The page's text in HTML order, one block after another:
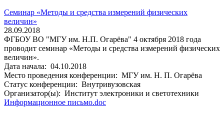
Семинар «Методы и средства измерений физических
величин»
28.09.2018
ФГБОУ ВО "МГУ им. Н.П. Огарёва" 4 октября 2018 года
проводит семинар «Методы и средства измерений физических
величин».
Дата начала: 04.10.2018
Место проведения конференции: МГУ им. Н. П. Огарёва
Статус конференции: Внутривузовская
Организатор(ы): Институт электроники и светотехники
Информационное письмо.doc